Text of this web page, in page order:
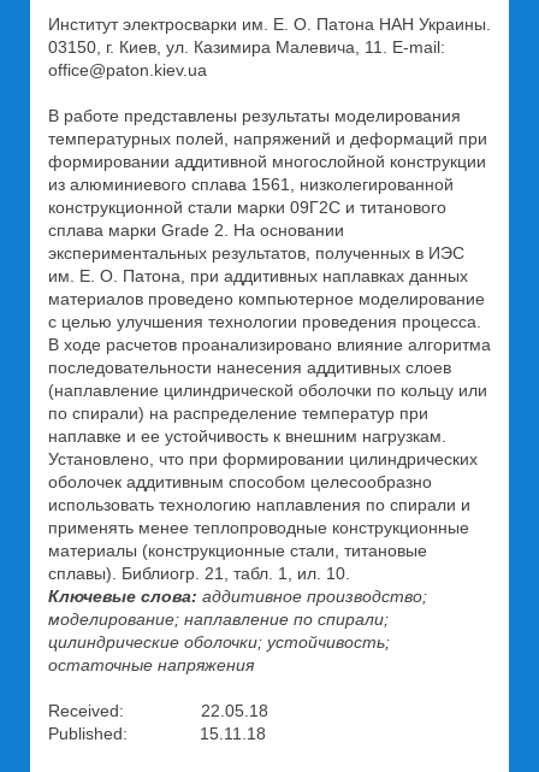
Институт электросварки им. Е. О. Патона НАН Украины.
03150, г. Киев, ул. Казимира Малевича, 11. E-mail:
office@paton.kiev.ua
В работе представлены результаты моделирования
температурных полей, напряжений и деформаций при
формировании аддитивной многослойной конструкции
из алюминиевого сплава 1561, низколегированной
конструкционной стали марки 09Г2С и титанового
сплава марки Grade 2. На основании
экспериментальных результатов, полученных в ИЭС
им. Е. О. Патона, при аддитивных наплавках данных
материалов проведено компьютерное моделирование
с целью улучшения технологии проведения процесса.
В ходе расчетов проанализировано влияние алгоритма
последовательности нанесения аддитивных слоев
(наплавление цилиндрической оболочки по кольцу или
по спирали) на распределение температур при
наплавке и ее устойчивость к внешним нагрузкам.
Установлено, что при формировании цилиндрических
оболочек аддитивным способом целесообразно
использовать технологию наплавления по спирали и
применять менее теплопроводные конструкционные
материалы (конструкционные стали, титановые
сплавы). Библиогр. 21, табл. 1, ил. 10.
Ключевые слова: аддитивное производство;
моделирование; наплавление по спирали;
цилиндрические оболочки; устойчивость;
остаточные напряжения
Received: 22.05.18
Published: 15.11.18